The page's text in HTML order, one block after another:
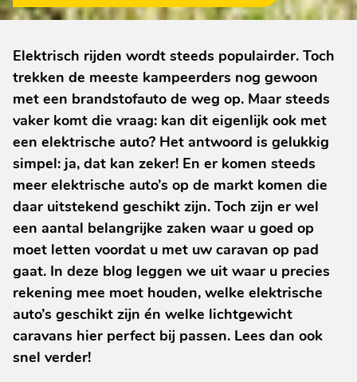
Elektrisch rijden wordt steeds populairder. Toch
trekken de meeste kampeerders nog gewoon
met een brandstofauto de weg op. Maar steeds
vaker komt die vraag: kan dit eigenlijk ook met
een elektrische auto? Het antwoord is gelukkig
simpel: ja, dat kan zeker! En er komen steeds
meer elektrische auto’s op de markt komen die
daar uitstekend geschikt zijn. Toch zijn er wel
een aantal belangrijke zaken waar u goed op
moet letten voordat u met uw caravan op pad
gaat. In deze blog leggen we uit waar u precies
rekening mee moet houden, welke elektrische
auto’s geschikt zijn én welke lichtgewicht
caravans hier perfect bij passen. Lees dan ook
snel verder!